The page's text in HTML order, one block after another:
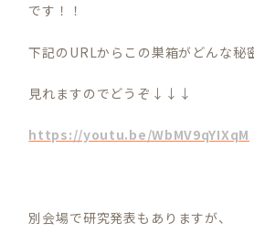
です！！
下記のURLからこの巣箱がどんな秘
見れますのでどうぞ↓↓↓
https://youtu.be/WbMV9qYIXqM
別会場で研究発表もありますが、